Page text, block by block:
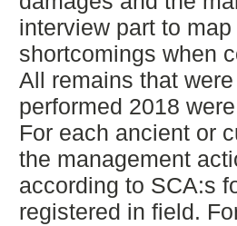
interview part to
shortcomings when
All remains that
performed 2018
For each ancient or
the management
according to SCA:s
registered in field.